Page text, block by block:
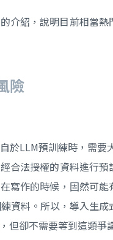
介紹，說明目前相當
險
於LLM預訓練時，需
合法授權的資料進行
寫作的時候，固然可
資料。所以，導入生
但卻不需要等到這類